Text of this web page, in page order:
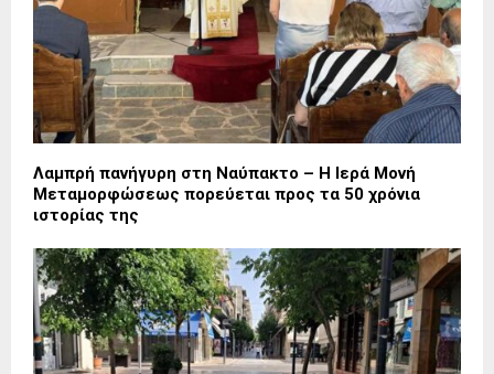
Λαμπρή πανήγυρη στη Ναύπακτο – Η Ιερά Μονή
Μεταμορφώσεως πορεύεται προς τα 50 χρόνια
ιστορίας της